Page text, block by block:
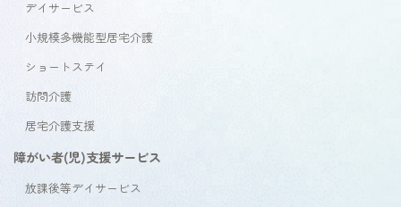
デイサービス
小規模多機能型居宅介護
ショートステイ
訪問介護
居宅介護支援
障がい者(児)支援サービス
放課後等デイサービス